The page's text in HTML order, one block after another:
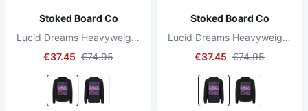
Stoked Board Co
Lucid Dreams Heavyweight Sweater Jet Black
€37.45 €74.95
Stoked Board Co
Lucid Dreams Heavyweight Sweater New French Navy
€37.45 €74.95